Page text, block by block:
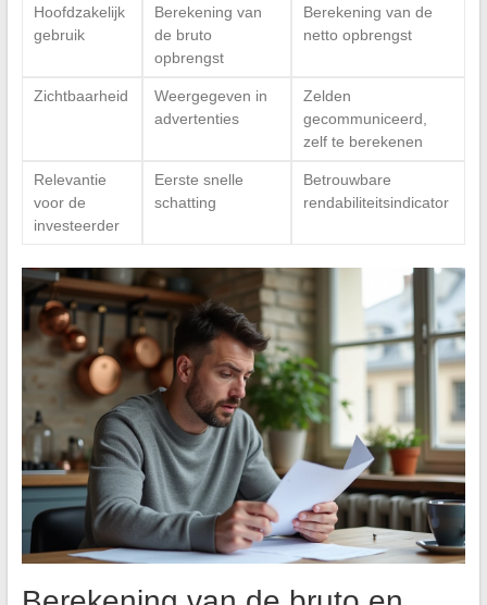
Hoofdzakelijk
gebruik
Berekening van
de bruto
opbrengst
Berekening van de
netto opbrengst
Zichtbaarheid
Weergegeven in
advertenties
Zelden
gecommuniceerd,
zelf te berekenen
Relevantie
voor de
investeerder
Eerste snelle
schatting
Betrouwbare
rendabiliteitsindicator